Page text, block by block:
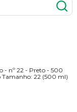
- nº 22 - Preto - 500
Tamanho: 22 (500 ml)